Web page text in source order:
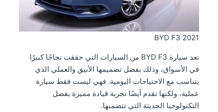
BYD F3 2021
تعد سيارة BYD F3 من السيارات التي حققت نجاحًا كبيرًا
في الأسواق، وذلك بفضل تصميمها الأنيق والعملي الذي
يتناسب مع الاحتياجات اليومية. فهي ليست فقط سيارة
عملية، ولكنها تقدم أيضًا تجربة قيادة مميزة بفضل
التكنولوجيا الحديثة التي تتضمنها.